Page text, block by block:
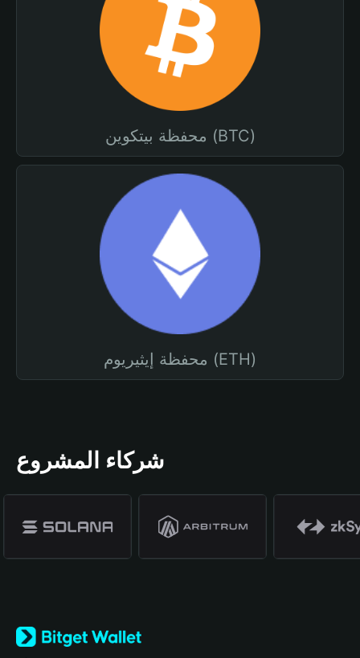
محفظة بيتكوين (BTC)
محفظة إيثيريوم (ETH)
شركاء المشروع